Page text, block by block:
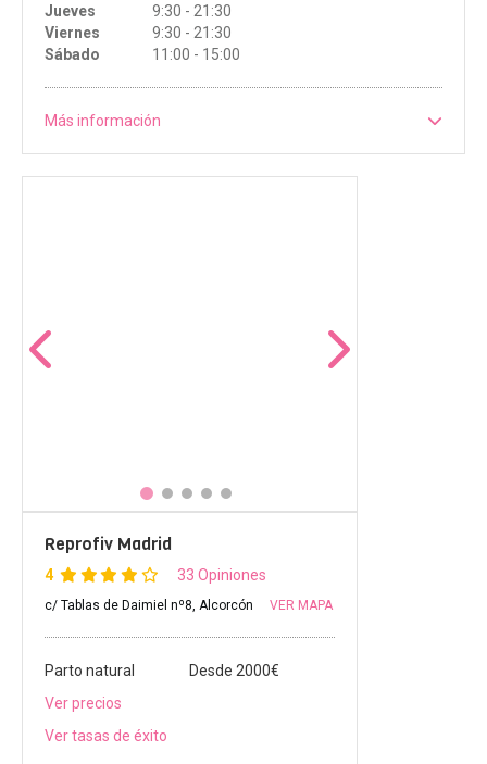
Jueves
9:30 - 21:30
Viernes
9:30 - 21:30
Sábado
11:00 - 15:00
Más información
Reprofiv Madrid
4 33 Opiniones
c/ Tablas de Daimiel nº8, Alcorcón VER MAPA
Parto natural
Desde 2000€
Ver precios
Ver tasas de éxito